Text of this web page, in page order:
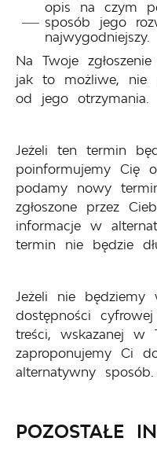
opis na czym
sposób jego
najwygodniejszy.
Na Twoje
jak to możliwe,
od jego otrzymania.
Jeżeli ten termin
poinformujemy Cię
podamy nowy
zgłoszone przez
informacje w
termin nie będzie
Jeżeli nie będziemy
dostępności
treści, wskazanej w
zaproponujemy Ci
alternatywny sposób.
POZOSTAŁE